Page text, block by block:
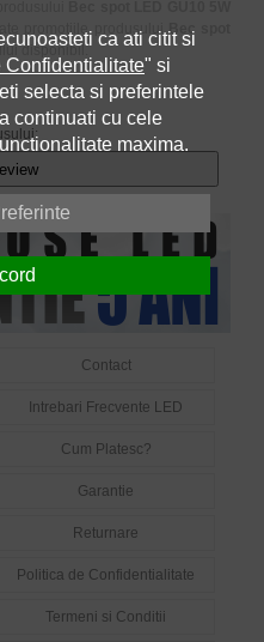
promotiile produsuluiBec spot
disponibil.
Contact
Intrebari Frecvente LED
Cum Platesc?
Garantie
Returnare
Politica de Confidentialitate
Termeni si Conditii
ca ati citit si
Confidentialitate" si
selecta si preferintele
continuati cu cele
maxima.